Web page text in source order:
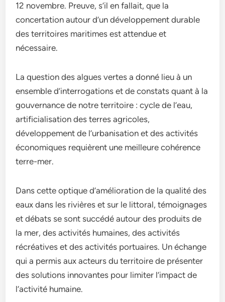
12 novembre. Preuve, s’il en fallait, que la
concertation autour d’un développement durable
des territoires maritimes est attendue et
nécessaire.
La question des algues vertes a donné lieu à un
ensemble d’interrogations et de constats quant à la
gouvernance de notre territoire : cycle de l’eau,
artificialisation des terres agricoles,
développement de l’urbanisation et des activités
économiques requièrent une meilleure cohérence
terre-mer.
Dans cette optique d’amélioration de la qualité des
eaux dans les rivières et sur le littoral, témoignages
et débats se sont succédé autour des produits de
la mer, des activités humaines, des activités
récréatives et des activités portuaires. Un échange
qui a permis aux acteurs du territoire de présenter
des solutions innovantes pour limiter l’impact de
l’activité humaine.